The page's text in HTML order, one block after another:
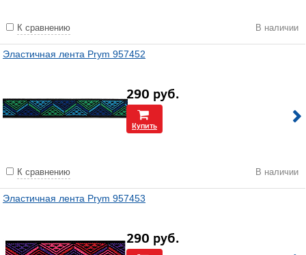
К сравнению В наличии
Эластичная лента Prym 957452
290 руб.
Купить
К сравнению В наличии
Эластичная лента Prym 957453
290 руб.